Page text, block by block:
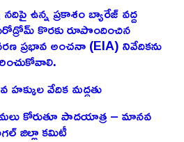
ఉన్న ప్రకాశం బ్యారేజ్ వద్ద
కొరకు రూపొందించిన
ప్రభావ అంచనా (EIA) నివేదికను
హక్కుల వేదిక మద్దతు
కోరుతూ పాదయాత్ర – మానవ
జిల్లా కమిటీ